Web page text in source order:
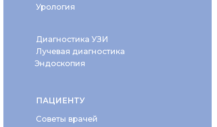
Диагностика УЗИ
Эндоскопия
Урология
Лучевая диагностика
ПАЦИЕНТУ
Советы врачей